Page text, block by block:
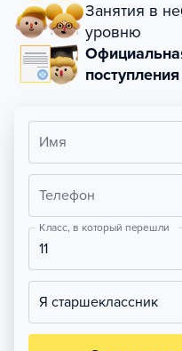
Занятия в
уровню
Имя
Телефон
Класс, в который перешли
11
Я старшеклассник